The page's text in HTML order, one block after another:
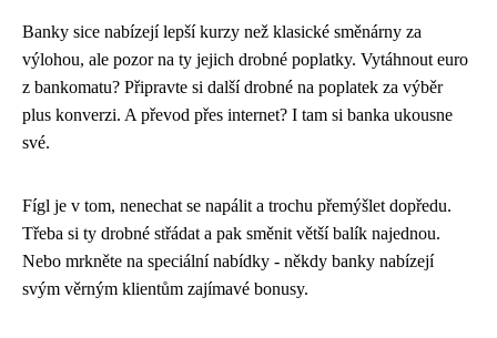
Banky sice nabízejí lepší kurzy než klasické směnárny za
výlohou, ale pozor na ty jejich drobné poplatky. Vytáhnout euro
z bankomatu? Připravte si další drobné na poplatek za výběr
plus konverzi. A převod přes internet? I tam si banka ukousne
své.
Fígl je v tom, nenechat se napálit a trochu přemýšlet dopředu.
Třeba si ty drobné střádat a pak směnit větší balík najednou.
Nebo mrkněte na speciální nabídky - někdy banky nabízejí
svým věrným klientům zajímavé bonusy.